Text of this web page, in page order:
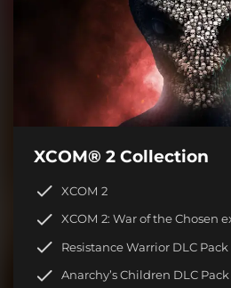
XCOM® 2 Collection
XCOM 2
XCOM 2: War of the Chosen
Resistance Warrior DLC Pack
Anarchy’s Children DLC Pack